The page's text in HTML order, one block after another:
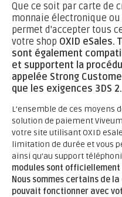
Que ce soit par carte de
monnaie électronique
permet d'accepter tous
votre shop OXID eSales.
sont également
et supportent la
appelée Strong
que les exigences 3DS
L’ensemble de ces moyens
solution de paiement
votre site utilisant OXID
limitation de durée et vous
ainsi qu’au support
modules sont officiellement
Nous sommes certains de
pouvait fonctionner avec